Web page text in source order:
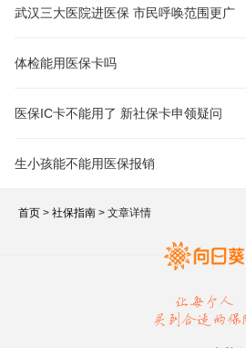
武汉三大医院进医保 市民呼唤范围更广
体检能用医保卡吗
医保IC卡不能用了 新社保卡申领疑问
生小孩能不能用医保报销
首页 > 社保指南 > 文章详情